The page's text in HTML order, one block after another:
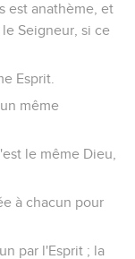
est anathème, et
Seigneur, si ce
Esprit.
même
le même Dieu,
à chacun pour
par l'Esprit ; la